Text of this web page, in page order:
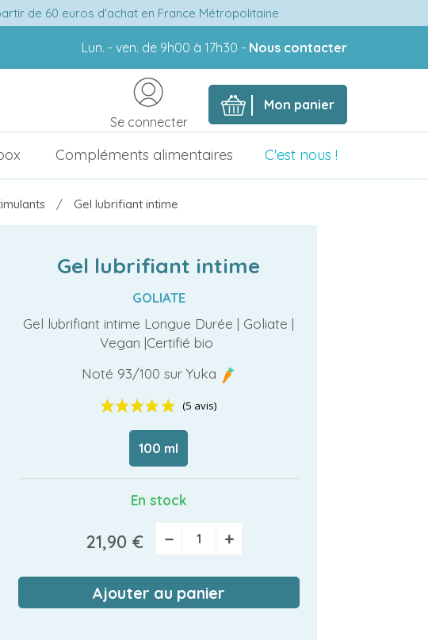
de 60 euros d'achat en France Métropolitaine
Lun. - ven. de 9h00 à 17h30 - Nous contacter
Mon panier
Se connecter
Compléments alimentaires C'est nous !
Gel lubrifiant intime
Gel lubrifiant intime
GOLIATE
Gel lubrifiant intime Longue Durée | Goliate |
Vegan |Certifié bio
Noté 93/100 sur Yuka
100 ml
En stock
21,90 € − +
Ajouter au panier